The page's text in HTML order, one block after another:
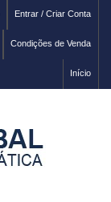
Entrar / Criar Conta
Condições de Venda
Início